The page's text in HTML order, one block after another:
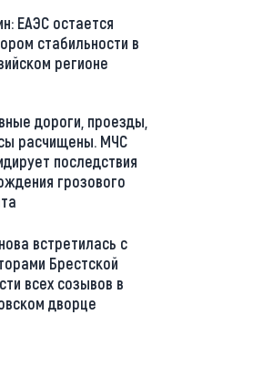
ЕАЭС остается
стабильности в
регионе
дороги, проезды,
расчищены. МЧС
последствия
грозового
встретилась с
Брестской
всех созывов в
дворце